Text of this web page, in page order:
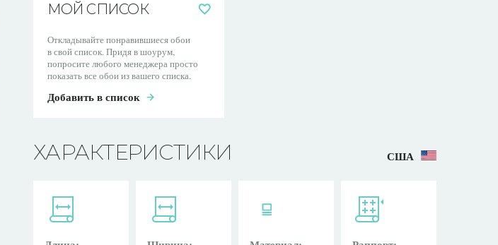
МОЙ СПИСОК
Откладывайте понравившиеся обои
в свой список. Придя в шоурум,
попросите любого менеджера просто
показать все обои из вашего списка.
Добавить в список
ХАРАКТЕРИСТИКИ США